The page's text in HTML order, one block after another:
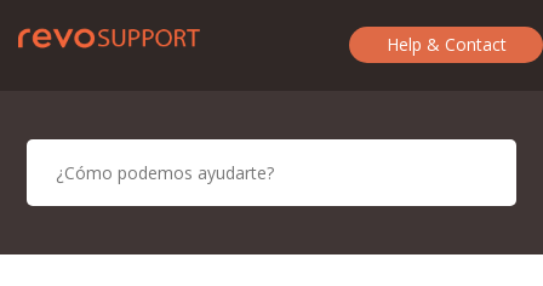
Help & Contact